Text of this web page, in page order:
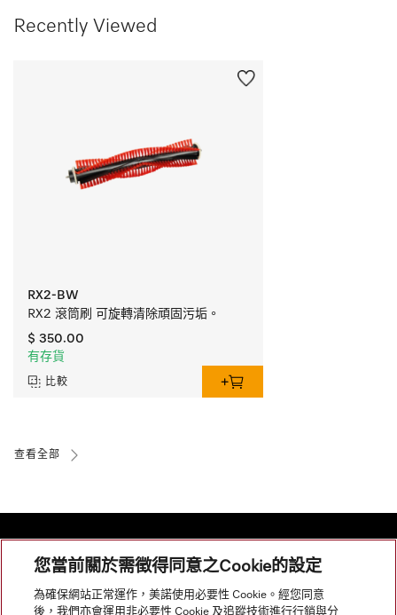
Recently Viewed
RX2-BW
RX2 滾筒刷 可旋轉清除頑固污垢。
$ 350.00
有存貨
比較
查看全部
網站導航
您當前關於需徵得同意之Cookie的設定
為確保網站正常運作，美諾使用必要性 Cookie。經您同意
後，我們亦會運用非必要性 Cookie 及追蹤技術進行行銷與分